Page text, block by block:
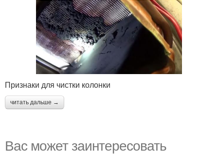
Признаки для чистки колонки
читать дальше →
Вас может заинтересовать